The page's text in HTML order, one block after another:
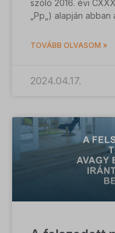
szóló 2016. évi
„Pp„) alapján
TOVÁBB OLVASOM »
2024.04.17.